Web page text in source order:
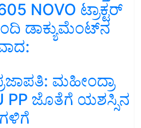
NOVO ಟ್ರಾಕ್ಟರ್
ಡಾಕ್ಯುಮೆಂಟ್‌ನ
ಮಹೀಂದ್ರಾ
PP ಜೊತೆಗೆ ಯಶಸ್ಸಿನ